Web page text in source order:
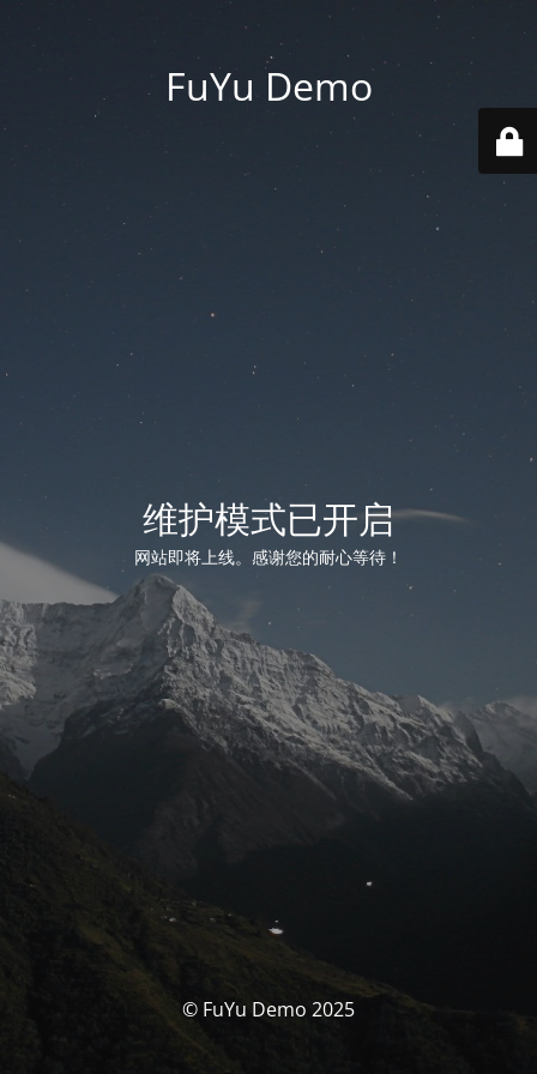
FuYu Demo
维护模式已开启
网站即将上线。感谢您的耐心等待！
© FuYu Demo 2025